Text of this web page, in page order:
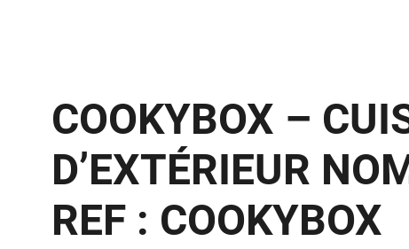
COOKYBOX –
D’EXTÉRIEUR
REF : COOKYBOX